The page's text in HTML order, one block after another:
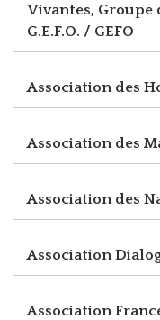
Vivantes, Groupe
G.E.F.O. / GEFO
Association des
Association des
Association des
Association
Association